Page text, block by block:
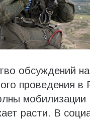
обсуждений
проведения в
мобилизации
расти. В